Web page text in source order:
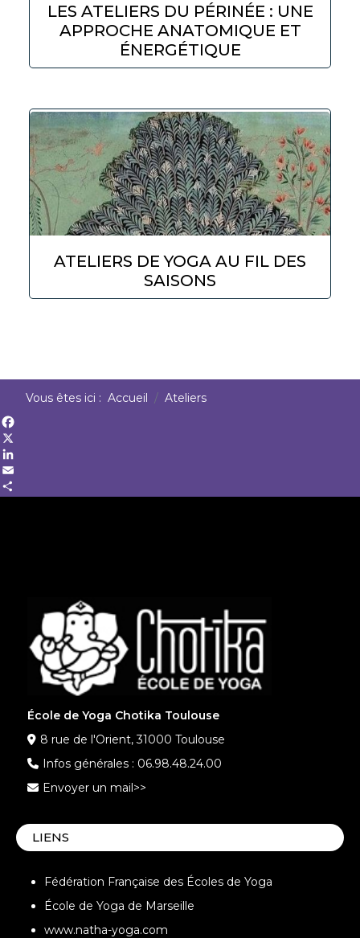
LES ATELIERS DU PÉRINÉE : UNE
APPROCHE ANATOMIQUE ET
ÉNERGÉTIQUE
ATELIERS DE YOGA AU FIL DES
SAISONS
Vous êtes ici : Accueil Ateliers
Share
École de Yoga Chotika Toulouse
8 rue de l'Orient, 31000 Toulouse
Infos générales : 06.98.48.24.00
Envoyer un mail>>
LIENS
Fédération Française des Écoles de Yoga
École de Yoga de Marseille
www.natha-yoga.com